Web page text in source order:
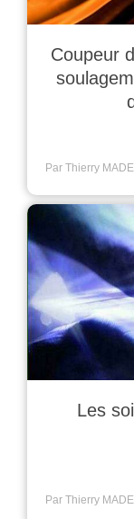
Coupeur
Par Thierry
Les
Par Thierry